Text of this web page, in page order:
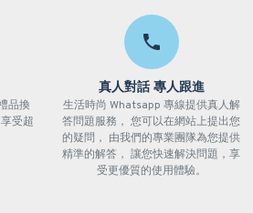
品換
受超
真人對話 專人跟進
生活時尚 Whatsapp 專線提供真人解
答問題服務， 您可以在網站上提出您
的疑問， 由我們的專業團隊為您提供
精準的解答， 讓您快速解決問題，享
受更優質的使用體驗。